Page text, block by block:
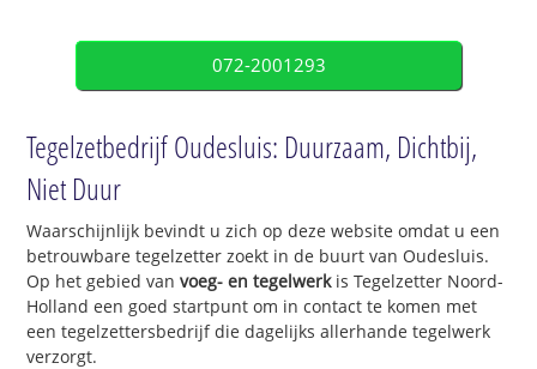
072-2001293
Tegelzetbedrijf Oudesluis: Duurzaam, Dichtbij,
Niet Duur
Waarschijnlijk bevindt u zich op deze website omdat u een
betrouwbare tegelzetter zoekt in de buurt van Oudesluis.
Op het gebied van voeg- en tegelwerkis Tegelzetter Noord-
Holland een goed startpunt om in contact te komen met
een tegelzettersbedrijf die dagelijks allerhande tegelwerk
verzorgt.